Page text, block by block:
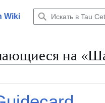
Wiki
на